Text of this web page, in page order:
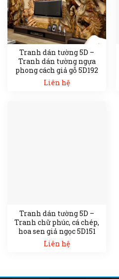
Tranh dán tường 5D –
Tranh dán tường ngựa
phong cách giả gỗ 5D192
Liên hệ
Tranh dán tường 5D –
Tranh chữ phúc, cá chép,
hoa sen giả ngọc 5D151
Liên hệ